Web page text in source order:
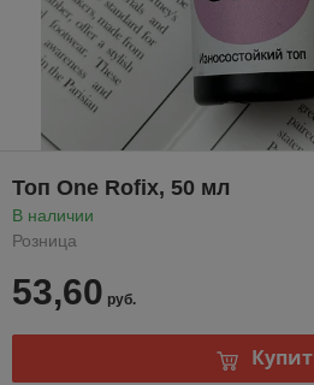
Топ One Rofix, 50 мл
В наличии
Розница
53,60 руб.